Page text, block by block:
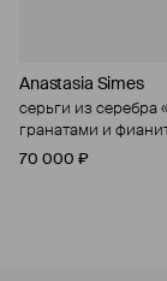
Anastasia Simes
серьги из серебра
гранатами и
70 000 ₽